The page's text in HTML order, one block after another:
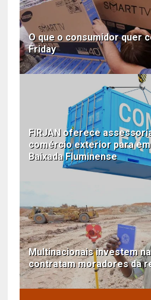
O que o consumidor quer
Friday
FIRJAN oferece
comércio exterior para
Baixada Fluminense
Multinacionais investem
contratam moradores da